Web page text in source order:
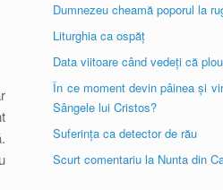
Dumnezeu cheamă poporul la
Liturghia ca ospăț
Data viitoare când vedeți că
În ce moment devin pâinea și
Sângele lui Cristos?
Suferința ca detector de rău
Scurt comentariu la Nunta din